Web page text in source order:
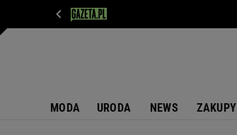
MODA URODA NEWS ZAKUPY